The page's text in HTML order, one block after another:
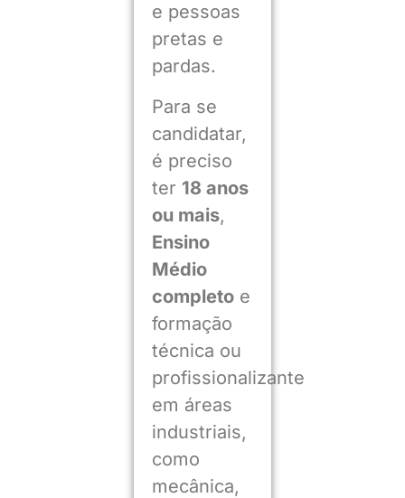
e pessoas
pretas e
pardas.
Para se
candidatar,
é preciso
ter 18 anos
ou mais,
Ensino
Médio
completoe
formação
técnica ou
profissionalizante
em áreas
industriais,
como
mecânica,